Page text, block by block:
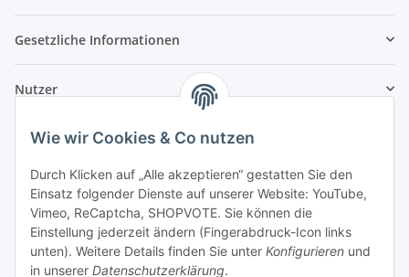
Wie wir Cookies & Co nutzen
Durch Klicken auf „Alle akzeptieren“ gestatten Sie den
Einsatz folgender Dienste auf unserer Website: YouTube,
Vimeo, ReCaptcha, SHOPVOTE. Sie können die
Einstellung jederzeit ändern (Fingerabdruck-Icon links
unten). Weitere Details finden Sie unter Konfigurieren und
in unserer Datenschutzerklärung.
Gesetzliche Informationen
Nutzer